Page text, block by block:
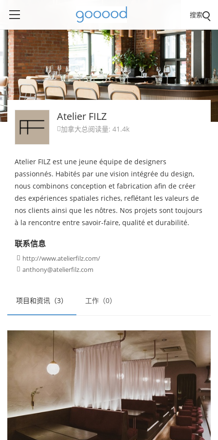
搜索
项目和资讯（3） 工作（0）
Atelier FILZ
加拿大总阅读量: 41.4k
Atelier FILZ est une jeune équipe de designers
passionnés. Habités par une vision intégrée du design,
nous combinons conception et fabrication afin de créer
des expériences spatiales riches, reflétant les valeurs de
nos clients ainsi que les nôtres. Nos projets sont toujours
à la rencontre entre savoir-faire, qualité et durabilité.
联系信息
 http://www.atelierfilz.com/
 anthony@atelierfilz.com